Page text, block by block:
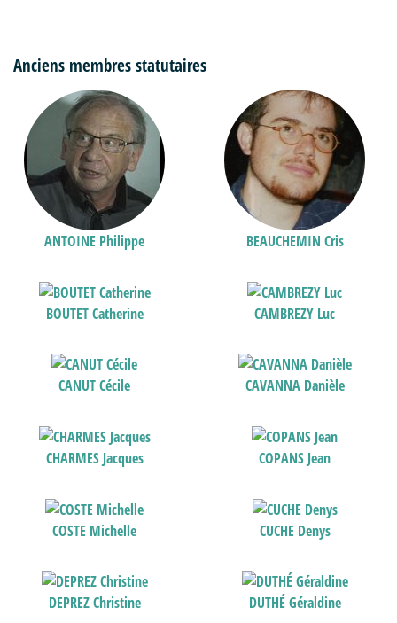
Anciens membres statutaires
ANTOINE Philippe BEAUCHEMIN Cris
BOUTET Catherine CAMBREZY Luc
CANUT Cécile CAVANNA Danièle
CHARMES Jacques COPANS Jean
COSTE Michelle CUCHE Denys
DEPREZ Christine DUTHÉ Géraldine